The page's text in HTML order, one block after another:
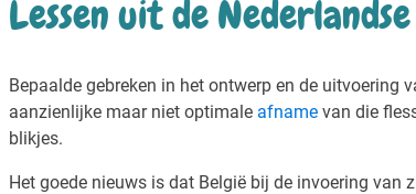
Lessen uit de
Bepaalde gebreken in het ontwerp en de uitvoering
aanzienlijke maar niet optimale afname van die
blikjes.
Het goede nieuws is dat België bij de invoering